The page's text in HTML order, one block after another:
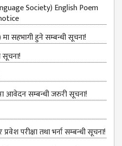
Society) English Poem
सहभागी हुने सम्बन्धी सूचना!
सूचना!
आवेदन सम्बन्धी जरुरी सूचना!
परीक्षा तथा भर्ना सम्बन्धी सूचना!